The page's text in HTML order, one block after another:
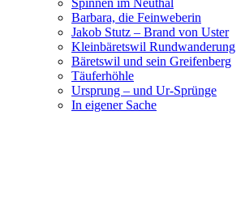
Spinnen im Neuthal
Barbara, die Feinweberin
Jakob Stutz – Brand von Uster
Kleinbäretswil Rundwanderung
Bäretswil und sein Greifenberg
Täuferhöhle
Ursprung – und Ur-Sprünge
In eigener Sache